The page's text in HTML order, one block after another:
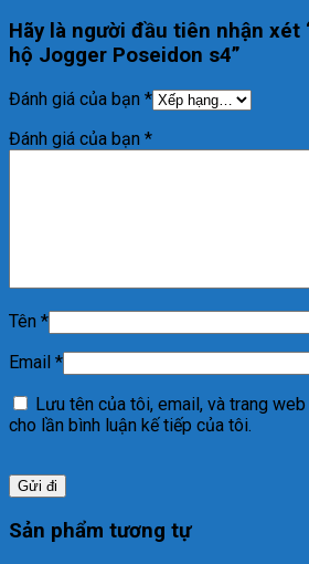
Hãy là người đầu tiên nhận xét
hộ Jogger Poseidon s4”
Đánh giá của bạn *
Đánh giá của bạn *
Tên *
Email *
Lưu tên của tôi, email, và trang
cho lần bình luận kế tiếp của tôi.
Sản phẩm tương tự